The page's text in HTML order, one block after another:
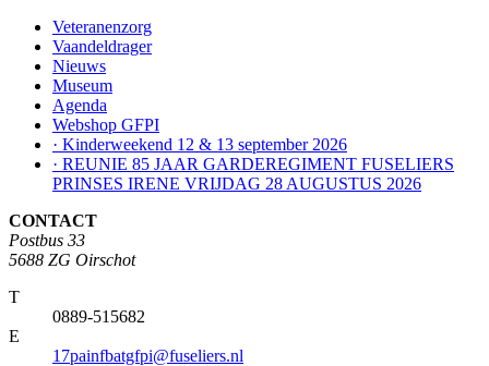
Veteranenzorg
Vaandeldrager
Nieuws
Museum
Agenda
Webshop GFPI
· Kinderweekend 12 & 13 september 2026
· REUNIE 85 JAAR GARDEREGIMENT FUSELIERS
PRINSES IRENE VRIJDAG 28 AUGUSTUS 2026
CONTACT
Postbus 33
5688 ZG Oirschot
T
0889-515682
E
17painfbatgfpi@fuseliers.nl